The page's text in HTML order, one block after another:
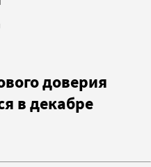
доверия
в декабре